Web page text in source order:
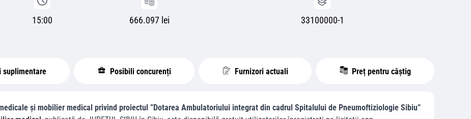
15:00 666.097 lei 33100000-1
suplimentare Posibili concurenți Furnizori actuali Preț pentru câștig
și mobilier medical privind proiectul ”Dotarea Ambulatoriului integrat din cadrul Spitalului de Pneumoftiziologie Sibiu”